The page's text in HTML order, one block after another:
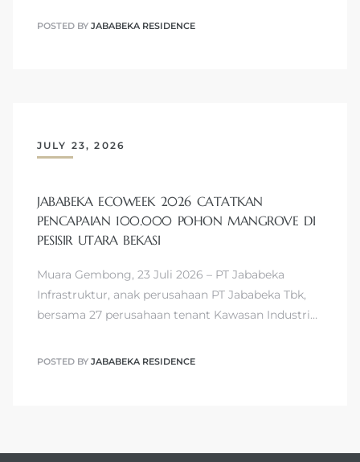
POSTED BY JABABEKA RESIDENCE
JULY 23, 2026
JABABEKA ECOWEEK 2026 CATATKAN
PENCAPAIAN 100.000 POHON MANGROVE DI
PESISIR UTARA BEKASI
Muara Gembong, 23 Juli 2026 – PT Jababeka
Infrastruktur, anak perusahaan PT Jababeka Tbk,
bersama 27 perusahaan tenant Kawasan Industri…
POSTED BY JABABEKA RESIDENCE